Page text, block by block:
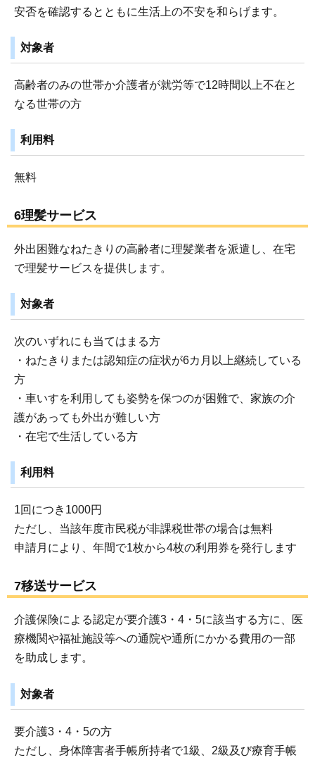
安否を確認するとともに生活上の不安を和らげます。
対象者
高齢者のみの世帯か介護者が就労等で12時間以上不在と
なる世帯の方
利用料
無料
6理髪サービス
外出困難なねたきりの高齢者に理髪業者を派遣し、在宅
で理髪サービスを提供します。
対象者
次のいずれにも当てはまる方
・ねたきりまたは認知症の症状が6カ月以上継続している
方
・車いすを利用しても姿勢を保つのが困難で、家族の介
護があっても外出が難しい方
・在宅で生活している方
利用料
1回につき1000円
ただし、当該年度市民税が非課税世帯の場合は無料
申請月により、年間で1枚から4枚の利用券を発行します
7移送サービス
介護保険による認定が要介護3・4・5に該当する方に、医
療機関や福祉施設等への通院や通所にかかる費用の一部
を助成します。
対象者
要介護3・4・5の方
ただし、身体障害者手帳所持者で1級、2級及び療育手帳